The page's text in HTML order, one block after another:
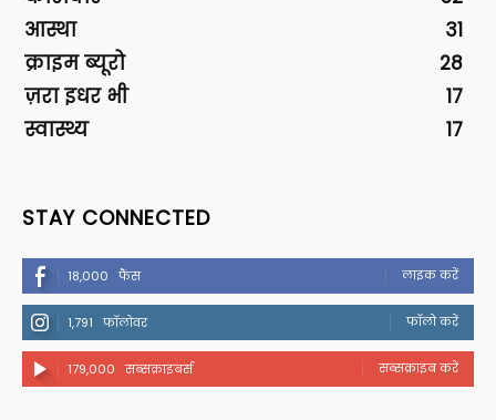
आस्था
31
क्राइम ब्यूरो
28
ज़रा इधर भी
17
स्वास्थ्य
17
STAY CONNECTED
18,000 फैंस लाइक करें
1,791 फॉलोवर फॉलो करें
179,000 सब्सक्राइबर्स सब्सक्राइब करें